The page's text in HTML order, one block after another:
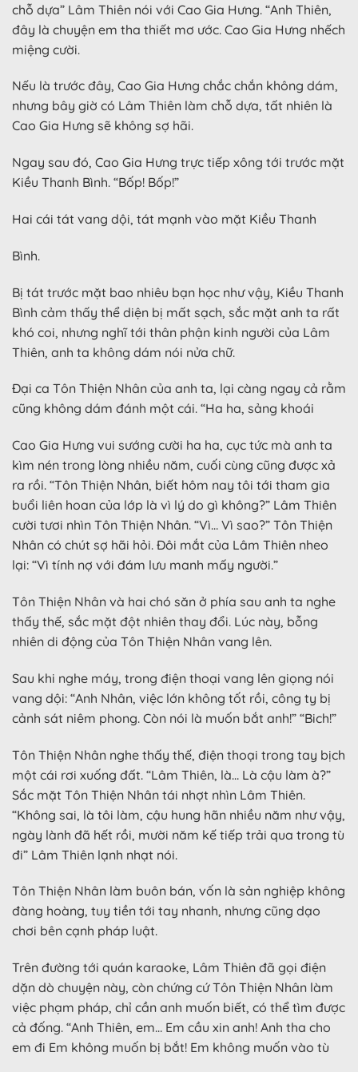
chỗ dựa” Lâm Thiên nói với Cao Gia Hưng. “Anh Thiên,
đây là chuyện em tha thiết mơ ước. Cao Gia Hưng nhếch
miệng cười.
Nếu là trước đây, Cao Gia Hưng chắc chắn không dám,
nhưng bây giờ có Lâm Thiên làm chỗ dựa, tất nhiên là
Cao Gia Hưng sẽ không sợ hãi.
Ngay sau đó, Cao Gia Hưng trực tiếp xông tới trước mặt
Kiều Thanh Bình. “Bốp! Bốp!”
Hai cái tát vang dội, tát mạnh vào mặt Kiều Thanh
Bình.
Bị tát trước mặt bao nhiêu bạn học như vậy, Kiều Thanh
Bình cảm thấy thể diện bị mất sạch, sắc mặt anh ta rất
khó coi, nhưng nghĩ tới thân phận kinh người của Lâm
Thiên, anh ta không dám nói nửa chữ.
Đại ca Tôn Thiện Nhân của anh ta, lại càng ngay cả rằm
cũng không dám đánh một cái. “Ha ha, sảng khoái
Cao Gia Hưng vui sướng cười ha ha, cục tức mà anh ta
kìm nén trong lòng nhiều năm, cuối cùng cũng được xả
ra rồi. “Tôn Thiện Nhân, biết hôm nay tôi tới tham gia
buổi liên hoan của lớp là vì lý do gì không?” Lâm Thiên
cười tươi nhìn Tôn Thiện Nhân. “Vì… Vì sao?” Tôn Thiện
Nhân có chút sợ hãi hỏi. Đôi mắt của Lâm Thiên nheo
lại: “Vì tính nợ với đám lưu manh mấy người.”
Tôn Thiện Nhân và hai chó săn ở phía sau anh ta nghe
thấy thế, sắc mặt đột nhiên thay đổi. Lúc này, bỗng
nhiên di động của Tôn Thiện Nhân vang lên.
Sau khi nghe máy, trong điện thoại vang lên giọng nói
vang dội: “Anh Nhân, việc lớn không tốt rồi, công ty bị
cảnh sát niêm phong. Còn nói là muốn bắt anh!” “Bich!”
Tôn Thiện Nhân nghe thấy thế, điện thoại trong tay bịch
một cái rơi xuống đất. “Lâm Thiên, là… Là cậu làm à?”
Sắc mặt Tôn Thiện Nhân tái nhợt nhìn Lâm Thiên.
“Không sai, là tôi làm, cậu hung hãn nhiều năm như vậy,
ngày lành đã hết rồi, mười năm kế tiếp trải qua trong tù
đi” Lâm Thiên lạnh nhạt nói.
Tôn Thiện Nhân làm buôn bán, vốn là sản nghiệp không
đàng hoàng, tuy tiền tới tay nhanh, nhưng cũng dạo
chơi bên cạnh pháp luật.
Trên đường tới quán karaoke, Lâm Thiên đã gọi điện
dặn dò chuyện này, còn chứng cứ Tôn Thiện Nhân làm
việc phạm pháp, chỉ cần anh muốn biết, có thể tìm được
cả đống. “Anh Thiên, em… Em cầu xin anh! Anh tha cho
em đi Em không muốn bị bắt! Em không muốn vào tù